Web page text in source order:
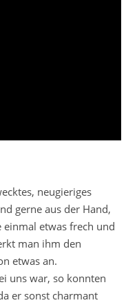
neugieriges
gerne aus der Hand,
einmal etwas frech und
man ihm den
etwas an.
uns war, so konnten
er sonst charmant